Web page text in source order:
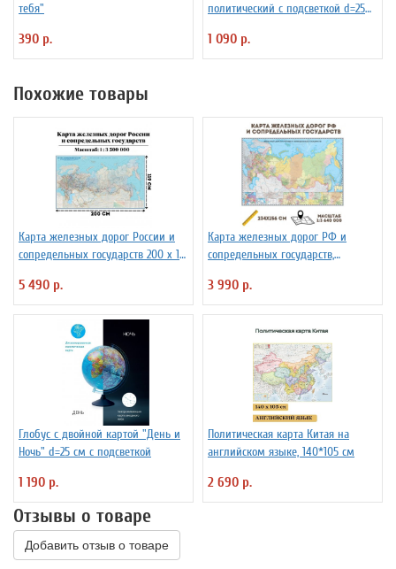
тебя"
390 р.
политический с подсветкой d=25
1 090 р.
Похожие товары
Карта железных дорог России и
сопредельных государств 200 х 119
5 490 р.
Карта железных дорог РФ и
сопредельных государств,
3 990 р.
Глобус с двойной картой "День и
Ночь" d=25 см с подсветкой
1 190 р.
Политическая карта Китая на
английском языке, 140*105 см
2 690 р.
Отзывы о товаре
Добавить отзыв о товаре